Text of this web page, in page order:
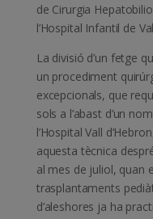
de Cirurgia
l’Hospital Infantil de
La divisió d’un fetge
un procediment
excepcionals, que
sols a l’abast d’un
l’Hospital Vall
aquesta tècnica
al mes de juliol, quan
trasplantaments
d’aleshores ja ha